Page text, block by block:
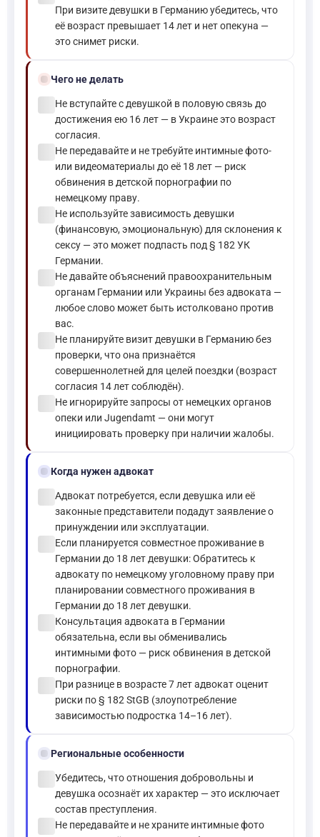
При визите девушки в Германию убедитесь, что
её возраст превышает 14 лет и нет опекуна —
это снимет риски.
block Чего не делать
Не вступайте с девушкой в половую связь до
достижения ею 16 лет — в Украине это возраст
согласия.
Не передавайте и не требуйте интимные фото-
или видеоматериалы до её 18 лет — риск
обвинения в детской порнографии по
немецкому праву.
Не используйте зависимость девушки
(финансовую, эмоциональную) для склонения к
сексу — это может подпасть под § 182 УК
Германии.
Не давайте объяснений правоохранительным
органам Германии или Украины без адвоката —
любое слово может быть истолковано против
вас.
Не планируйте визит девушки в Германию без
проверки, что она признаётся
совершеннолетней для целей поездки (возраст
согласия 14 лет соблюдён).
Не игнорируйте запросы от немецких органов
опеки или Jugendamt — они могут
инициировать проверку при наличии жалобы.
gavelКогда нужен адвокат
Адвокат потребуется, если девушка или её
законные представители подадут заявление о
принуждении или эксплуатации.
Если планируется совместное проживание в
Германии до 18 лет девушки: Обратитесь к
адвокату по немецкому уголовному праву при
планировании совместного проживания в
Германии до 18 лет девушки.
Консультация адвоката в Германии
обязательна, если вы обменивались
интимными фото — риск обвинения в детской
порнографии.
При разнице в возрасте 7 лет адвокат оценит
риски по § 182 StGB (злоупотребление
зависимостью подростка 14–16 лет).
location_on Региональные особенности
Убедитесь, что отношения добровольны и
девушка осознаёт их характер — это исключает
состав преступления.
Не передавайте и не храните интимные фото